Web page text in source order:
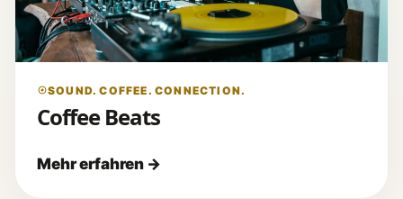
SOUND. COFFEE. CONNECTION.
Coffee Beats